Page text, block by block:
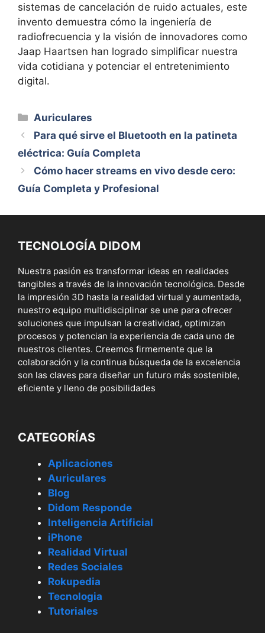
sistemas de cancelación de ruido actuales, este
invento demuestra cómo la ingeniería de
radiofrecuencia y la visión de innovadores como
Jaap Haartsen han logrado simplificar nuestra
vida cotidiana y potenciar el entretenimiento
digital.
Categorías
Auriculares
Para qué sirve el Bluetooth en la patineta
eléctrica: Guía Completa
Cómo hacer streams en vivo desde cero:
Guía Completa y Profesional
TECNOLOGÍA DIDOM
Nuestra pasión es transformar ideas en realidades
tangibles a través de la innovación tecnológica. Desde
la impresión 3D hasta la realidad virtual y aumentada,
nuestro equipo multidisciplinar se une para ofrecer
soluciones que impulsan la creatividad, optimizan
procesos y potencian la experiencia de cada uno de
nuestros clientes. Creemos firmemente que la
colaboración y la continua búsqueda de la excelencia
son las claves para diseñar un futuro más sostenible,
eficiente y lleno de posibilidades
CATEGORÍAS
Aplicaciones
Auriculares
Blog
Didom Responde
Inteligencia Artificial
iPhone
Realidad Virtual
Redes Sociales
Rokupedia
Tecnologia
Tutoriales